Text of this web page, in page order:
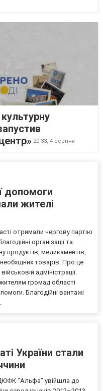
20:33, 4 серпня
допомоги
жителі
отримали чергову партію
організації та
продуктів, медикаментів,
необхідних товарів. Про це
адміністрації.
громад області
Благодійні вантажі
України стали
“Альфа” увійшла до